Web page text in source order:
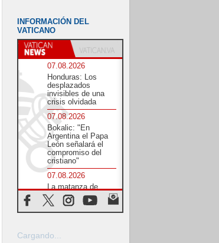
INFORMACIÓN DEL
VATICANO
07.08.2026
Honduras: Los
desplazados
invisibles de una
crisis olvidada
07.08.2026
Bokalic: "En
Argentina el Papa
León señalará el
compromiso del
cristiano"
07.08.2026
La matanza de
niños en Gaza no
cesa: 300 muertos
en 300 días
Tagle: La guerra
Cargando...